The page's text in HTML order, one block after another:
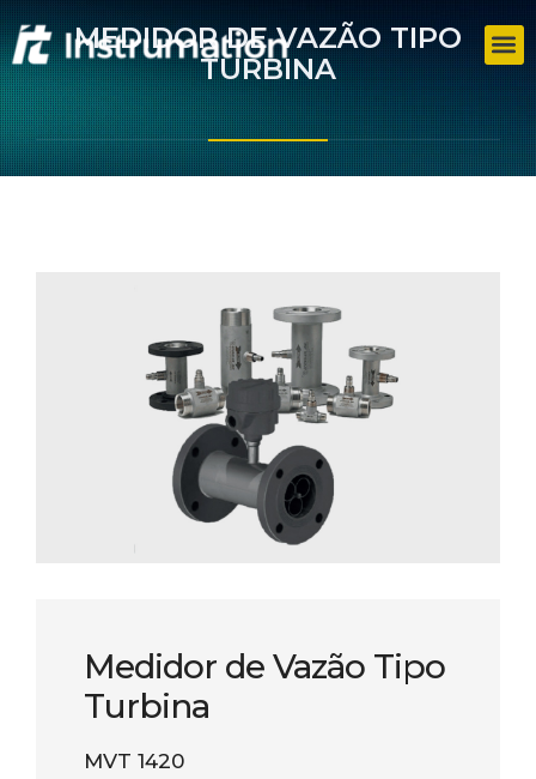
MEDIDOR DE VAZÃO TIPO
TURBINA
Medidor de Vazão Tipo
Turbina
MVT 1420